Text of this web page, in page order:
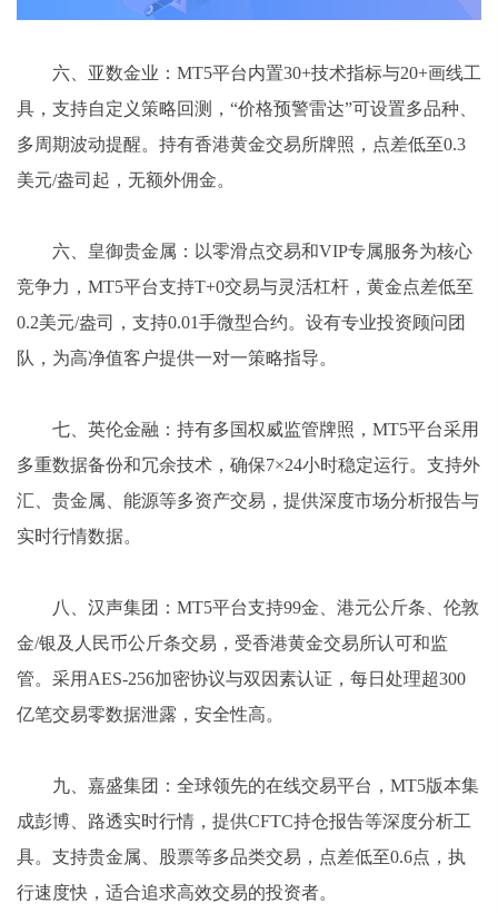
六、亚数金业：MT5平台内置30+技术指标与20+画线工
具，支持自定义策略回测，“价格预警雷达”可设置多品种、
多周期波动提醒。持有香港黄金交易所牌照，点差低至0.3
美元/盎司起，无额外佣金。
六、皇御贵金属：以零滑点交易和VIP专属服务为核心
竞争力，MT5平台支持T+0交易与灵活杠杆，黄金点差低至
0.2美元/盎司，支持0.01手微型合约。设有专业投资顾问团
队，为高净值客户提供一对一策略指导。
七、英伦金融：持有多国权威监管牌照，MT5平台采用
多重数据备份和冗余技术，确保7×24小时稳定运行。支持外
汇、贵金属、能源等多资产交易，提供深度市场分析报告与
实时行情数据。
八、汉声集团：MT5平台支持99金、港元公斤条、伦敦
金/银及人民币公斤条交易，受香港黄金交易所认可和监
管。采用AES-256加密协议与双因素认证，每日处理超300
亿笔交易零数据泄露，安全性高。
九、嘉盛集团：全球领先的在线交易平台，MT5版本集
成彭博、路透实时行情，提供CFTC持仓报告等深度分析工
具。支持贵金属、股票等多品类交易，点差低至0.6点，执
行速度快，适合追求高效交易的投资者。